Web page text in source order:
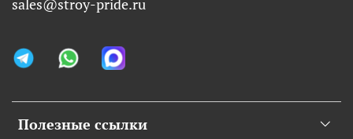
Полезные ссылки
sales@stroy-pride.ru